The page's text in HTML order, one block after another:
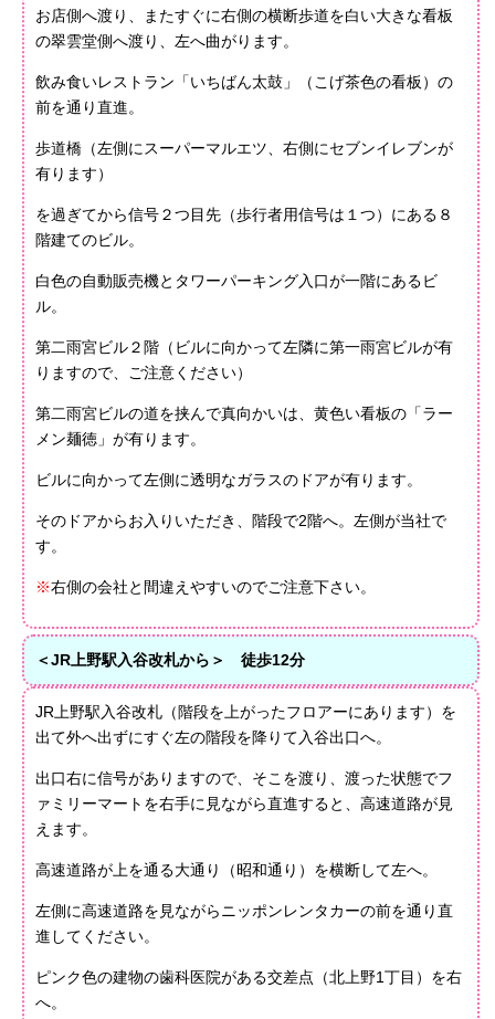
お店側へ渡り、またすぐに右側の横断歩道を白い大きな看板
の翠雲堂側へ渡り、左へ曲がります。
飲み食いレストラン「いちばん太鼓」（こげ茶色の看板）の
前を通り直進。
歩道橋（左側にスーパーマルエツ、右側にセブンイレブンが
有ります）
を過ぎてから信号２つ目先（歩行者用信号は１つ）にある８
階建てのビル。
白色の自動販売機とタワーパーキング入口が一階にあるビ
ル。
第二雨宮ビル２階（ビルに向かって左隣に第一雨宮ビルが有
りますので、ご注意ください）
第二雨宮ビルの道を挟んで真向かいは、黄色い看板の「ラー
メン麺徳」が有ります。
ビルに向かって左側に透明なガラスのドアが有ります。
そのドアからお入りいただき、階段で2階へ。左側が当社で
す。
※右側の会社と間違えやすいのでご注意下さい。
＜JR上野駅入谷改札から＞ 徒歩12分
JR上野駅入谷改札（階段を上がったフロアーにあります）を
出て外へ出ずにすぐ左の階段を降りて入谷出口へ。
出口右に信号がありますので、そこを渡り、渡った状態でフ
ァミリーマートを右手に見ながら直進すると、高速道路が見
えます。
高速道路が上を通る大通り（昭和通り）を横断して左へ。
左側に高速道路を見ながらニッポンレンタカーの前を通り直
進してください。
ピンク色の建物の歯科医院がある交差点（北上野1丁目）を右
へ。